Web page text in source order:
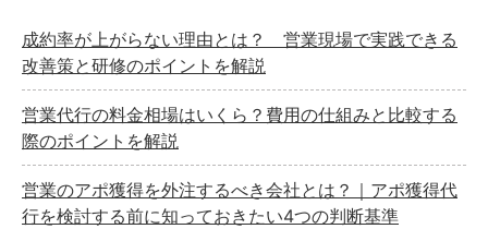
成約率が上がらない理由とは？ 営業現場で実践できる
改善策と研修のポイントを解説
営業代行の料金相場はいくら？費用の仕組みと比較する
際のポイントを解説
営業のアポ獲得を外注するべき会社とは？｜アポ獲得代
行を検討する前に知っておきたい4つの判断基準